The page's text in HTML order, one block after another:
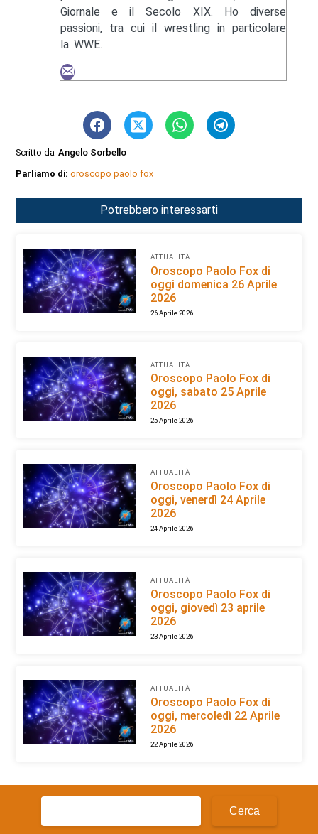
Giornale e il Secolo XIX. Ho diverse
passioni, tra cui il wrestling in particolare
la WWE.
Scritto da Angelo Sorbello
Parliamo di:oroscopo paolo fox
Potrebbero interessarti
ATTUALITÀ
Oroscopo Paolo Fox di
oggi domenica 26 Aprile
2026
26 Aprile 2026
ATTUALITÀ
Oroscopo Paolo Fox di
oggi, sabato 25 Aprile
2026
25 Aprile 2026
ATTUALITÀ
Oroscopo Paolo Fox di
oggi, venerdì 24 Aprile
2026
24 Aprile 2026
ATTUALITÀ
Oroscopo Paolo Fox di
oggi, giovedì 23 aprile
2026
23 Aprile 2026
ATTUALITÀ
Oroscopo Paolo Fox di
oggi, mercoledì 22 Aprile
2026
22 Aprile 2026
Ricerca